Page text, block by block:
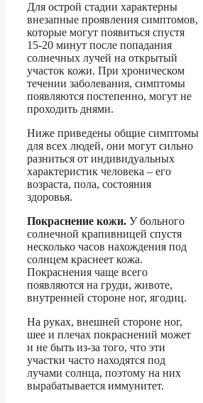
Для острой стадии характерны
внезапные проявления симптомов,
которые могут появиться спустя
15-20 минут после попадания
солнечных лучей на открытый
участок кожи. При хроническом
течении заболевания, симптомы
появляются постепенно, могут не
проходить днями.
Ниже приведены общие симптомы
для всех людей, они могут сильно
разниться от индивидуальных
характеристик человека – его
возраста, пола, состояния
здоровья.
Покраснение кожи. У больного
солнечной крапивницей спустя
несколько часов нахождения под
солнцем краснеет кожа.
Покраснения чаще всего
появляются на груди, животе,
внутренней стороне ног, ягодиц.
На руках, внешней стороне ног,
шее и плечах покраснений может
и не быть из-за того, что эти
участки часто находятся под
лучами солнца, поэтому на них
вырабатывается иммунитет.